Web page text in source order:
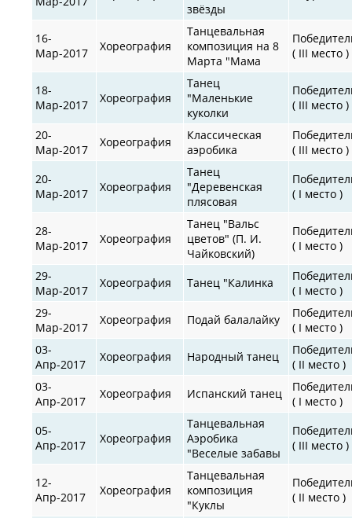
звёзды
16-
Мар-2017
Хореография
Танцевальная
композиция на 8
Марта "Мама
( III место )
18-
Мар-2017
Хореография
Танец
"Маленькие
куколки
( III место )
20-
Мар-2017
Хореография
Классическая
аэробика
( III место )
20-
Мар-2017
Хореография
Танец
"Деревенская
плясовая
( I место )
28-
Мар-2017
Хореография
Танец "Вальс
цветов" (П. И.
Чайковский)
( I место )
29-
Мар-2017
Хореография Танец "Калинка
( I место )
29-
Мар-2017
Хореография Подай балалайку
( I место )
03-
Апр-2017
Хореография Народный танец
( II место )
03-
Апр-2017
Хореография Испанский танец
( I место )
05-
Апр-2017
Хореография
Танцевальная
Аэробика
"Веселые забавы
( III место )
12-
Апр-2017
Хореография
Танцевальная
композиция
"Куклы
( II место )